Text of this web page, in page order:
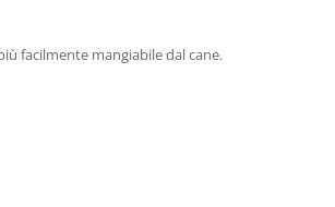
facilmente mangiabile dal cane.